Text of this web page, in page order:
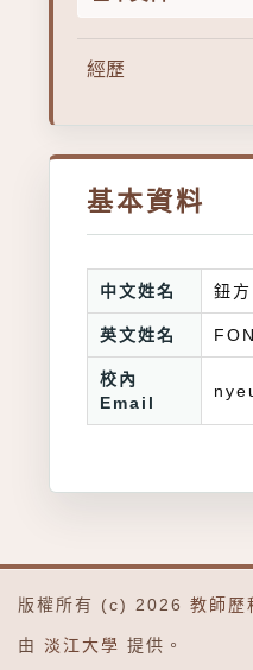
經歷
基本資料
中文姓名 鈕
英文姓名
校內
Email
版權所有 (c) 2026 教師歷
由 淡江大學 提供。